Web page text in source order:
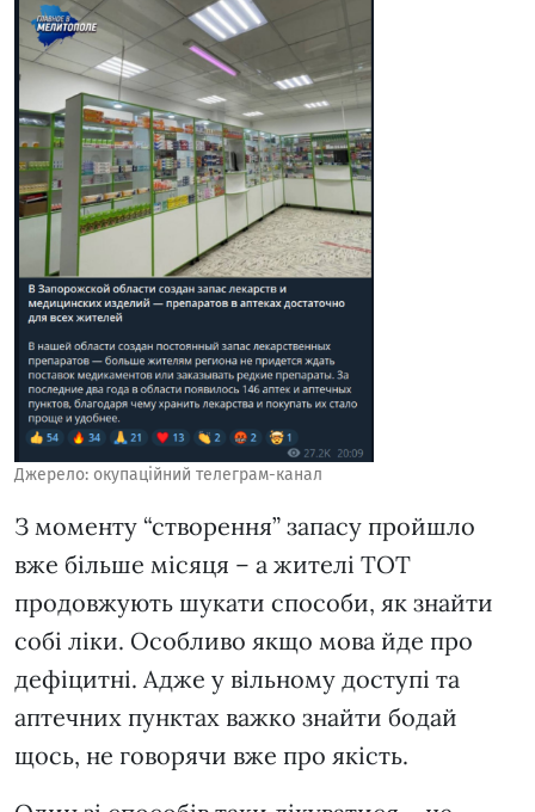
Джерело: окупаційний телеграм-канал
З моменту “створення” запасу пройшло
вже більше місяця – а жителі ТОТ
продовжують шукати способи, як знайти
собі ліки. Особливо якщо мова йде про
дефіцитні. Адже у вільному доступі та
аптечних пунктах важко знайти бодай
щось, не говорячи вже про якість.